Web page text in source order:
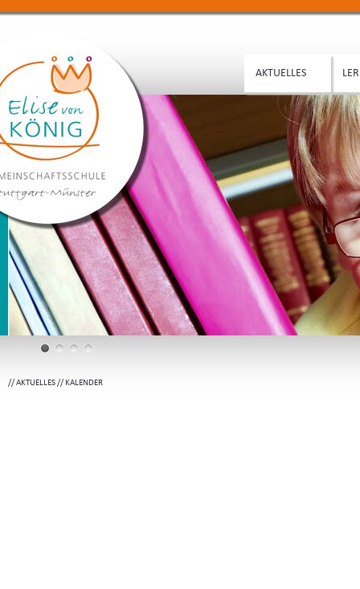
AKTUELLES
//AKTUELLES// KALENDER